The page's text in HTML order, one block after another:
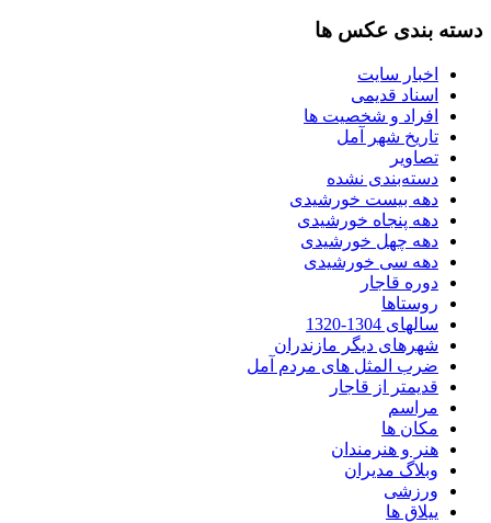
دسته بندی عکس ها
اخبار سایت
اسناد قدیمی
افراد و شخصیت ها
تاریخ شهر آمل
تصاویر
دسته‌بندی نشده
دهه بیست خورشیدی
دهه پنجاه خورشیدی
دهه چهل خورشیدی
دهه سی خورشیدی
دوره قاجار
روستاها
سالهای 1304-1320
شهرهای دیگر مازندران
ضرب المثل های مردم آمل
قدیمتر از قاجار
مراسم
مکان ها
هنر و هنرمندان
وبلاگ مدیران
ورزشی
ییلاق ها